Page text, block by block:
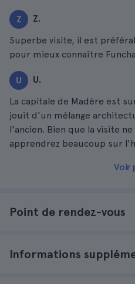
Z Z.
Superbe visite, il est
pour mieux connaître
U U.
La capitale de Madère est
jouit d'un mélange
l'ancien. Bien que la visite
apprendrez beaucoup sur
Voir
Point de rendez-vous
Informations